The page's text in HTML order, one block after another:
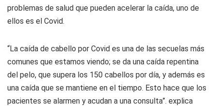
problemas de salud que pueden acelerar la caída, uno de
ellos es el Covid.
“La caída de cabello por Covid es una de las secuelas más
comunes que estamos viendo; se da una caída repentina
del pelo, que supera los 150 cabellos por día, y además es
una caída que se mantiene en el tiempo. Esto hace que los
pacientes se alarmen y acudan a una consulta”. explica